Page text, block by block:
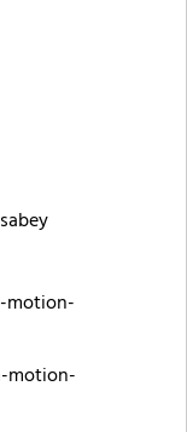
motion-
motion-